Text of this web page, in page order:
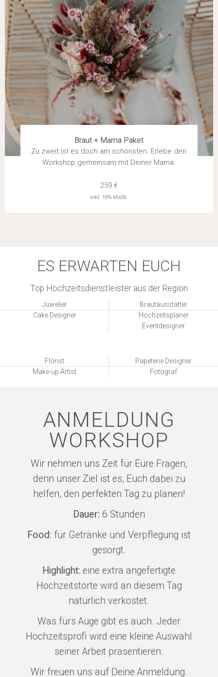
Braut + Mama Paket
Zu zweit ist es doch am schönsten. Erlebe den
Workshop gemeinsam mit Deiner Mama.
259 €
inkl. 19% MwSt.
ES ERWARTEN EUCH
Top Hochzeitsdienstleister aus der Region
Juwelier
Brautausstatter
Cake Designer
Hochzeitsplaner
Eventdesigner
Florist
Papeterie Designer
Make-up Artist
Fotograf
ANMELDUNG
WORKSHOP
Wir nehmen uns Zeit für Eure Fragen,
denn unser Ziel ist es, Euch dabei zu
helfen, den perfekten Tag zu planen!
Dauer: 6 Stunden
Food: für Getränke und Verpflegung ist
gesorgt.
Highlight: eine extra angefertigte
Hochzeitstorte wird an diesem Tag
natürlich verkostet.
Was fürs Auge gibt es auch. Jeder
Hochzeitsprofi wird eine kleine Auswahl
seiner Arbeit präsentieren.
Wir freuen uns auf Deine Anmeldung.